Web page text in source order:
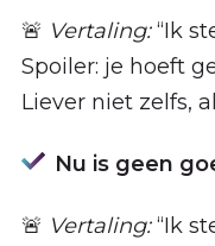
🚨 Vertaling:“Ik
Spoiler: je hoeft
Liever niet zelfs,
Nu is geen
🚨 Vertaling:“Ik